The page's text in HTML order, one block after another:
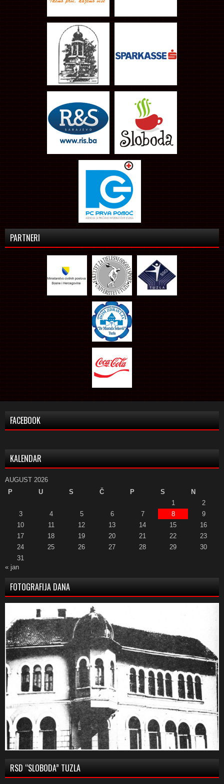
PARTNERI
FACEBOOK
KALENDAR
AUGUST 2026
P
U S Č P S
N
1
2
3
4 5 6 7 8
9
10
11 12 13 14 15
16
17
18 19 20 21 22
23
24
25 26 27 28 29
30
31
« jan
FOTOGRAFIJA DANA
RSD “SLOBODA” TUZLA